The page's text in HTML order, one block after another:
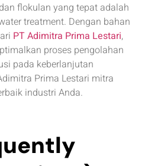
flokulan yang tepat adalah
treatment. Dengan bahan
PT Adimitra Prima Lestari,
proses pengolahan
pada keberlanjutan
Prima Lestari mitra
industri Anda.